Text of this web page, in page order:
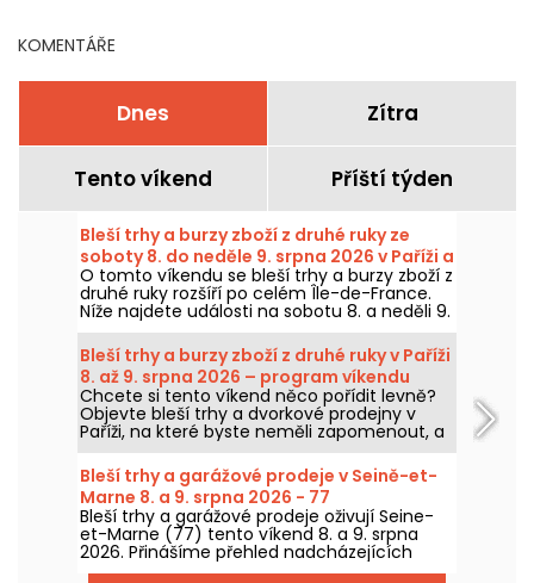
KOMENTÁŘE
Dnes Zítra
Tento víkend Příští týden
Bleší trhy a burzy zboží z druhé ruky ze
soboty 8. do neděle 9. srpna 2026 v Paříži a
v Île-de-France – víkendový program
O tomto víkendu se bleší trhy a burzy zboží z
druhé ruky rozšíří po celém Île-de-France.
Níže najdete události na sobotu 8. a neděli 9.
srpna 2026, kdy můžete lovit výhodné
kousky, prohledávat stánky a třeba objevit
perličku mezi poklady.
Bleší trhy a burzy zboží z druhé ruky v Paříži
8. až 9. srpna 2026 – program víkendu
Chcete si tento víkend něco pořídit levně?
Objevte bleší trhy a dvorkové prodejny v
Paříži, na které byste neměli zapomenout, a
to v sobotu 8. a v neděli 9. srpna 2026, kde
můžete nasbírat spoustu skvělých nabídek.
Bleší trhy a garážové prodeje v Seině-et-
Marne 8. a 9. srpna 2026 - 77
Bleší trhy a garážové prodeje oživují Seine-
et-Marne (77) tento víkend 8. a 9. srpna
2026. Přinášíme přehled nadcházejících
akcí, na které se můžete těšit!